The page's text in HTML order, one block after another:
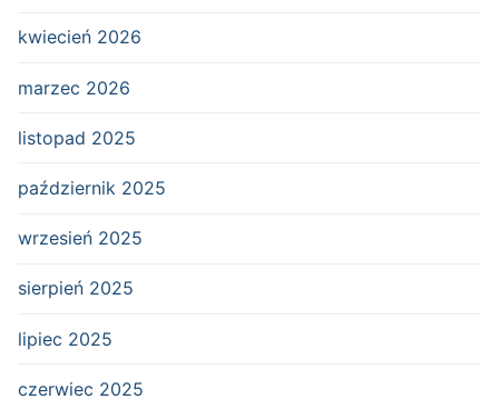
kwiecień 2026
marzec 2026
listopad 2025
październik 2025
wrzesień 2025
sierpień 2025
lipiec 2025
czerwiec 2025